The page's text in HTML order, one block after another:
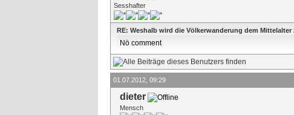
Sesshafter
RE: Weshalb wird die Völkerwanderung dem Mittelalter
Nö comment
01.07.2012, 09:29
dieter
Mensch